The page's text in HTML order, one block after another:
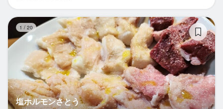
1 / 20
塩ホルモンさとう